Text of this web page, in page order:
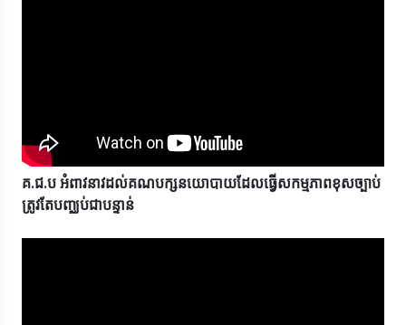
គ.ជ.ប អំពាវនាវដល់គណបក្សនយោបាយដែលធ្វើសកម្មភាពខុសច្បាប់
ត្រូវតែបញ្ឈប់ជាបន្ទាន់